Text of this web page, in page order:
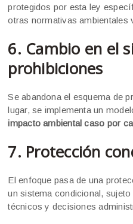
protegidos por esta ley
otras normativas ambientales
6. Cambio en el
prohibiciones
Se abandona el esquema de
lugar, se implementa un
impacto ambiental caso por
7. Protección
El enfoque pasa de una
un sistema condicional,
técnicos y decisiones